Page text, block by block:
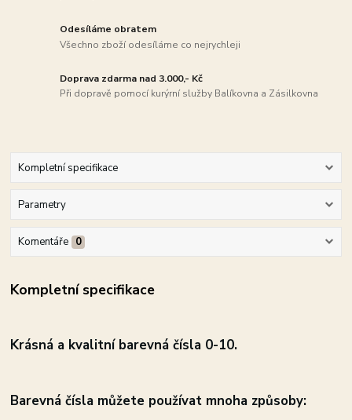
Odesíláme obratem
Všechno zboží odesíláme co nejrychleji
Doprava zdarma nad 3.000,- Kč
Při dopravě pomocí kurýrní služby Balíkovna a Zásilkovna
Kompletní specifikace
Parametry
Komentáře 0
Kompletní specifikace
Krásná a kvalitní barevná čísla 0-10.
Barevná čísla můžete používat mnoha způsoby: